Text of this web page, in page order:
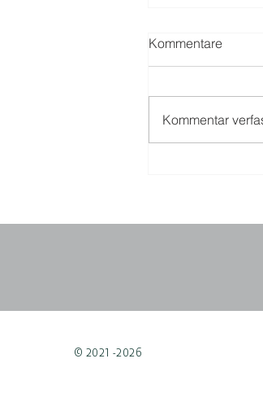
Kommentare
Kommentar
© 2021 -2026